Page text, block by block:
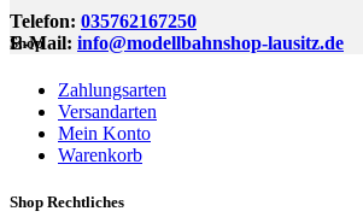
Telefon: 035762167250
E-Mail: info@modellbahnshop-lausitz.de
Shop
Zahlungsarten
Versandarten
Mein Konto
Warenkorb
Shop Rechtliches